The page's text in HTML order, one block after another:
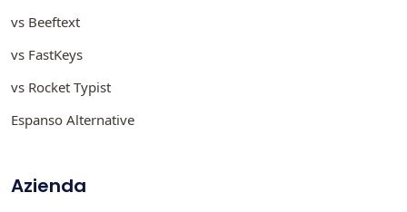
vs Beeftext
vs FastKeys
vs Rocket Typist
Espanso Alternative
Azienda